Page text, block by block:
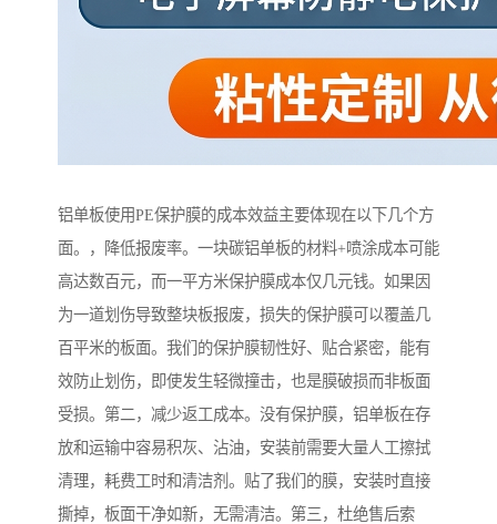
铝单板使用PE保护膜的成本效益主要体现在以下几个方
面。，降低报废率。一块碳铝单板的材料+喷涂成本可能
高达数百元，而一平方米保护膜成本仅几元钱。如果因
为一道划伤导致整块板报废，损失的保护膜可以覆盖几
百平米的板面。我们的保护膜韧性好、贴合紧密，能有
效防止划伤，即使发生轻微撞击，也是膜破损而非板面
受损。第二，减少返工成本。没有保护膜，铝单板在存
放和运输中容易积灰、沾油，安装前需要大量人工擦拭
清理，耗费工时和清洁剂。贴了我们的膜，安装时直接
撕掉，板面干净如新，无需清洁。第三，杜绝售后索